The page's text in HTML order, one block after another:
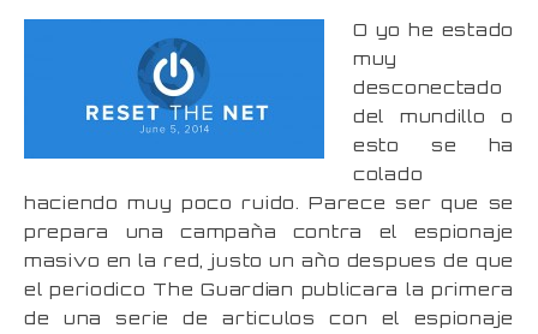
O yo he estado
muy
desconectado
del mundillo o
esto se ha
colado
haciendo muy poco ruido. Parece ser que se
prepara una campaña contra el espionaje
masivo en la red, justo un año despues de que
el periodico The Guardian publicara la primera
de una serie de articulos con el espionaje